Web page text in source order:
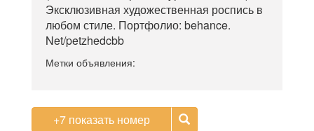
Эксклюзивная художественная роспись в
любом стиле. Портфолио: behance.
Net/petzhedcbb
Метки объявления:
+7 показать номер